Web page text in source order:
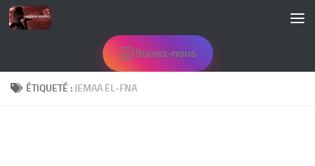
Skip to content
Suivez-nous
ÉTIQUETÉ : JEMAA EL-FNA